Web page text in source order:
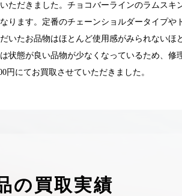
ップしています
ただきました。チョコバーラインのラムスキ
ります。定番のチェーンショルダータイプや
いたお品物はほとんど使用感がみられないほ
状態が良い品物が少なくなっているため、修
円にてお買取させていただきました。
の買取実績